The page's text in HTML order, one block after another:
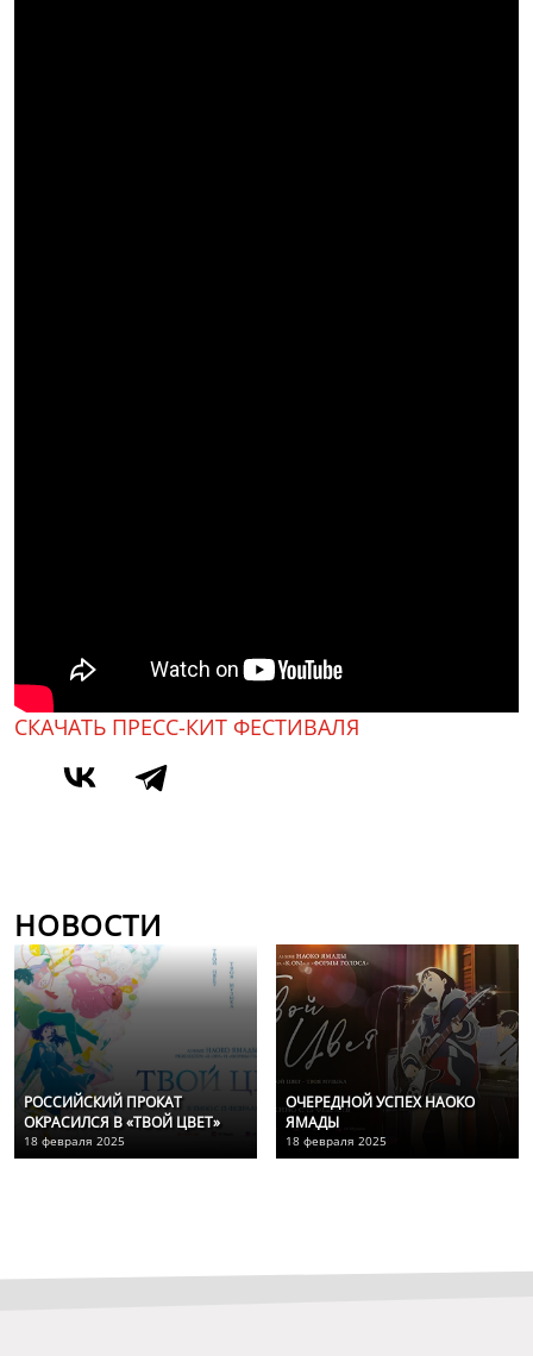
СКАЧАТЬ ПРЕСС-КИТ ФЕСТИВАЛЯ
НОВОСТИ
РОССИЙСКИЙ ПРОКАТ
ОКРАСИЛСЯ В «ТВОЙ ЦВЕТ»
18 февраля 2025
ОЧЕРЕДНОЙ УСПЕХ НАОКО
ЯМАДЫ
18 февраля 2025